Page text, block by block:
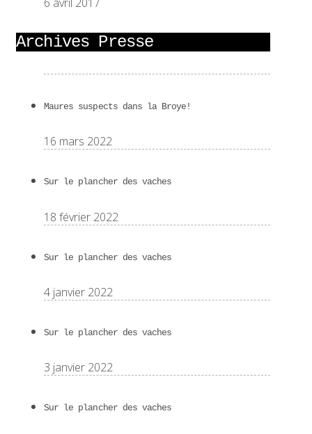
Archives Presse
Maures suspects dans la Broye!
16 mars 2022
Sur le plancher des vaches
18 février 2022
Sur le plancher des vaches
4 janvier 2022
Sur le plancher des vaches
3 janvier 2022
Sur le plancher des vaches